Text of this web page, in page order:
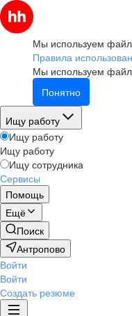
Мы используем
Правила
Мы используем
Понятно
Ищу работу
Ищу работу
Ищу работу
Ищу сотрудника
Сервисы
Помощь
Ещё
Поиск
Антропово
Войти
Войти
Создать резюме